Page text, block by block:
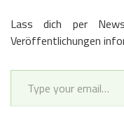
Lass dich per
Veröffentlichungen
Type your email…